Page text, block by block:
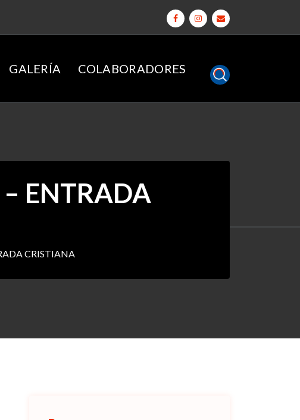
GALERÍA COLABORADORES
ENTRADA
CRISTIANA